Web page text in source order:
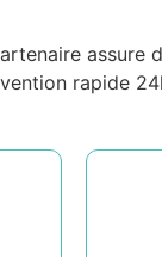
assure
rapide